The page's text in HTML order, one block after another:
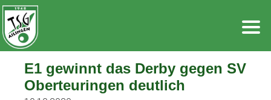
Zum
Inhalt
springen
E1 gewinnt das Derby gegen SV
Oberteuringen deutlich